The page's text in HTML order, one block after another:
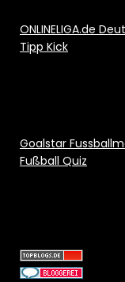
ONLINELIGA.de
Tipp Kick
Goalstar
Fußball Quiz